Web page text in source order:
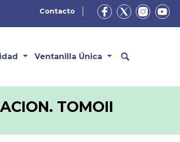
Contacto
Ventanilla Única
TOMOII